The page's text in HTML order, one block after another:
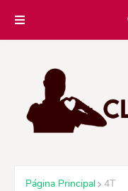
Página Principal 4T